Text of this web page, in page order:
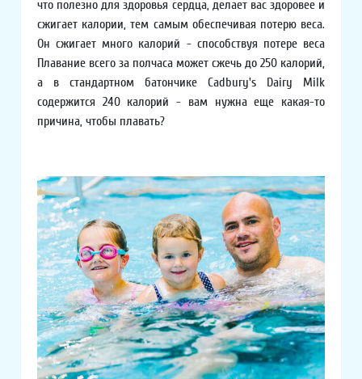
что полезно для здоровья сердца, делает вас здоровее и
сжигает калории, тем самым обеспечивая потерю веса.
Он сжигает много калорий - способствуя потере веса
Плавание всего за полчаса может сжечь до 250 калорий,
а в стандартном батончике Cadbury's Dairy Milk
содержится 240 калорий - вам нужна еще какая-то
причина, чтобы плавать?